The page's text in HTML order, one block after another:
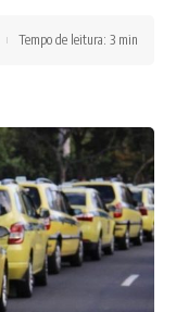
Tempo de leitura: 3 min